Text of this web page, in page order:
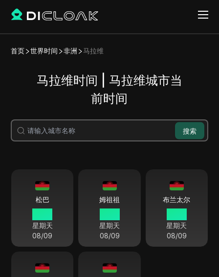
首页 世界时间 非洲 马拉维
马拉维时间 | 马拉维城市当
前时间
搜索
松巴
星期天
08/09
姆祖祖
星期天
08/09
布兰太尔
星期天
08/09